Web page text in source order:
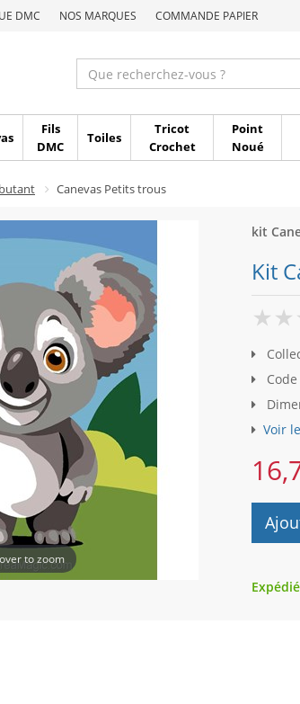
DMC NOS MARQUES COMMANDE PAPIER
Fils
DMC
Toiles
Tricot
Crochet
Point
Noué
Canevas Petits trous
to zoom
kit
Kit
Voir